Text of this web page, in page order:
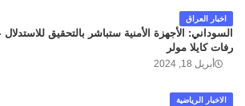
اخبار العراق
السوداني: الأجهزة الأمنية ستباشر بالتحقيق
رفات كايلا مولر
أبريل 18, 2024
الاخبار الرياضية